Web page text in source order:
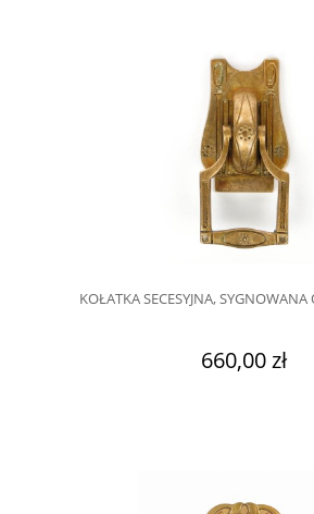
KOŁATKA SECESYJNA,
660,00 zł